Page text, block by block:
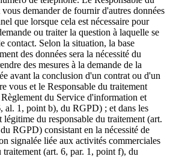
demander de fournir d'autres données
que lorsque cela est nécessaire pour
ou traiter la question à laquelle se
contact. Selon la situation, la base
des données sera la nécessité du
des mesures à la demande de la
avant la conclusion d'un contrat ou d'un
vous et le Responsable du traitement
du Service d'information et
al. 1, point b), du RGPD) ; et dans les
légitime du responsable du traitement (art.
RGPD) consistant en la nécessité de
signalée liée aux activités commerciales
traitement (art. 6, par. 1, point f), du